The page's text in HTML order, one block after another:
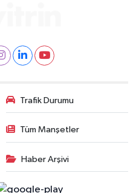
Trafik Durumu
Tüm Manşetler
Haber Arşivi